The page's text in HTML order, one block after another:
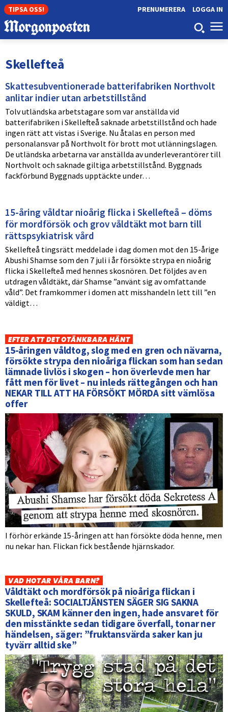
TIPSA OSS! LOGGA IN
PRENUMERERA
Skellefteå
Skattesubventionerade batterifabriken Northvolt
anlitar indier utan arbetstillstånd
Tolv utländska arbetstagare som var anställda vid
batterifabriken i Skellefteå saknade arbetstillstånd och hade
ingen rätt att vistas i Sverige. Nu åtalas en person med
personalansvar på Northvolt för brott mot utlänningslagen.
De utländska arbetarna var anställda av underleverantörer till
Northvolt och saknade giltiga arbetstillstånd. Byggnads
fackförbund Byggnads upptäckte under…
15-åring våldtar nioårig flicka i Skellefteå – döms
för mordförsök och grov våldtäkt mot barn till
rättspsykiatrisk vård
Skellefteå tingsrätt meddelade i dag domen mot den 15-årige
Abushi Shamse som den 7 juli i år försökte strypa en nioårig
flicka i Skellefteå med hennes skosnören. Det följdes av en
utdragen våldtäkt, där Shamse ”använt sig av omfattande
våld”. Det framkommer i domen att misshandeln lett till ”en
väldigt…
EFTER ATT DET OTÄNKBARA HÄNT
15-åringen våldtog, slog med en gren och nävarna,
försökte strypa den nioåriga flickan som han sedan
lämnade livlös i skogen – hon överlevde men har
fått men för livet – nu inleds rättegången och han
NEKAR TILL ATT HA FÖRSÖKT MÖRDA sitt värnlösa
offer
I förhör erkände 15-åringen att han försökte döda henne, men
nu nekar han. Flickan fick bestående hjärnskador.
VAD HOTAR VÅRA BARN?
Våldtäkt och mordförsök på nioåriga flickan i
Skellefteå: SOCIALTJÄNSTEN SÄGER SIG SAKNA
SKULD, SKAM känner den ingen, hade ansvaret för
den misstänkte sedan tidigare överfall, tonar ner
händelsen, säger: ”fruktansvärda saker kan ju
tyvärr alltid ske”